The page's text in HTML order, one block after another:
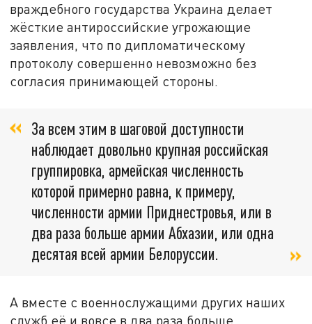
враждебного государства Украина делает
жёсткие антироссийские угрожающие
заявления, что по дипломатическому
протоколу совершенно невозможно без
согласия принимающей стороны.
За всем этим в шаговой доступности
наблюдает довольно крупная российская
группировка, армейская численность
которой примерно равна, к примеру,
численности армии Приднестровья, или в
два раза больше армии Абхазии, или одна
десятая всей армии Белоруссии.
А вместе с военнослужащими других наших
служб её и вовсе в два раза больше.